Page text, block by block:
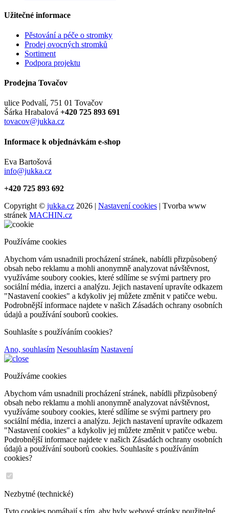
Užitečné informace
Pěstování a péče o stromky
Prodej ovocných stromků
Sortiment
Podpora projektu
Prodejna Tovačov
ulice Podvalí, 751 01 Tovačov
Šárka Hrabalová +420 725 893 691
tovacov@jukka.cz
Informace k objednávkám e-shop
Eva Bartošová
info@jukka.cz
+420 725 893 692
Copyright © jukka.cz 2026 | Nastavení cookies | Tvorba www
stránek MACHIN.cz
Používáme cookies
Abychom vám usnadnili procházení stránek, nabídli přizpůsobený
obsah nebo reklamu a mohli anonymně analyzovat návštěvnost,
využíváme soubory cookies, které sdílíme se svými partnery pro
sociální média, inzerci a analýzu. Jejich nastavení upravíte odkazem
"Nastavení cookies" a kdykoliv jej můžete změnit v patičce webu.
Podrobnější informace najdete v našich Zásadách ochrany osobních
údajů a používání souborů cookies.
Souhlasíte s používáním cookies?
Ano, souhlasím Nesouhlasím Nastavení
Používáme cookies
Abychom vám usnadnili procházení stránek, nabídli přizpůsobený
obsah nebo reklamu a mohli anonymně analyzovat návštěvnost,
využíváme soubory cookies, které sdílíme se svými partnery pro
sociální média, inzerci a analýzu. Jejich nastavení upravíte odkazem
"Nastavení cookies" a kdykoliv jej můžete změnit v patičce webu.
Podrobnější informace najdete v našich Zásadách ochrany osobních
údajů a používání souborů cookies. Souhlasíte s používáním
cookies?
Nezbytné (technické)
Tyto cookies pomáhají s tím, aby byly webové stránky použitelné.